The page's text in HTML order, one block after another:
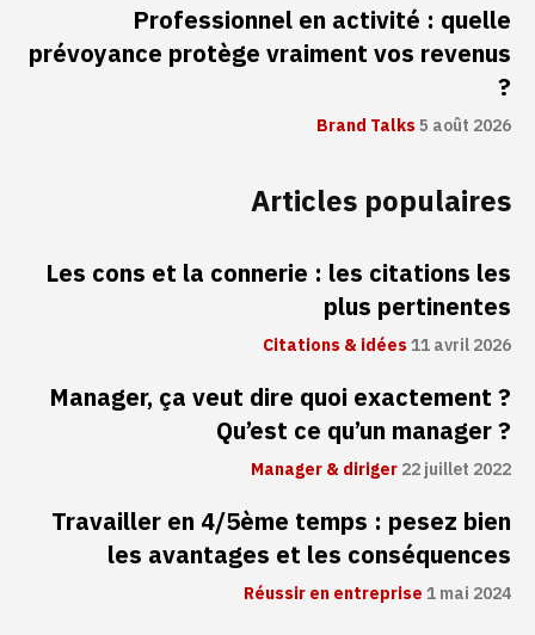
Professionnel en activité : quelle
prévoyance protège vraiment vos revenus
?
Brand Talks5 août 2026
Articles populaires
Les cons et la connerie : les citations les
plus pertinentes
Citations & idées11 avril 2026
Manager, ça veut dire quoi exactement ?
Qu’est ce qu’un manager ?
Manager & diriger22 juillet 2022
Travailler en 4/5ème temps : pesez bien
les avantages et les conséquences
Réussir en entreprise1 mai 2024